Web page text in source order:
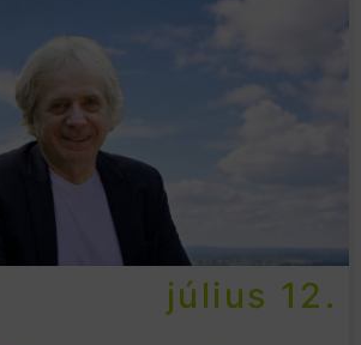
július 12.